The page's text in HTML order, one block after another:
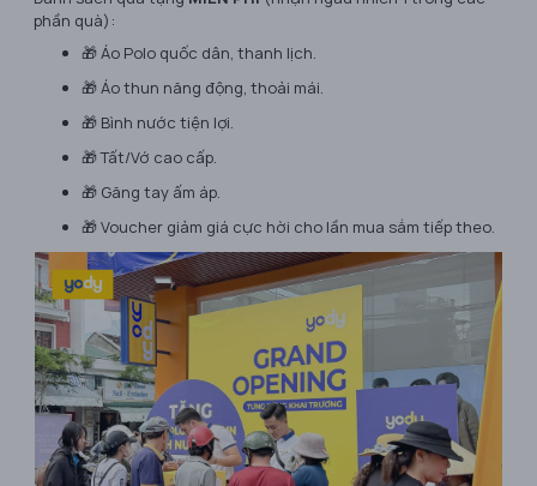
phần quà):
🎁 Áo Polo quốc dân, thanh lịch.
🎁 Áo thun năng động, thoải mái.
🎁 Bình nước tiện lợi.
🎁 Tất/Vớ cao cấp.
🎁 Găng tay ấm áp.
🎁 Voucher giảm giá cực hời cho lần mua sắm tiếp theo.